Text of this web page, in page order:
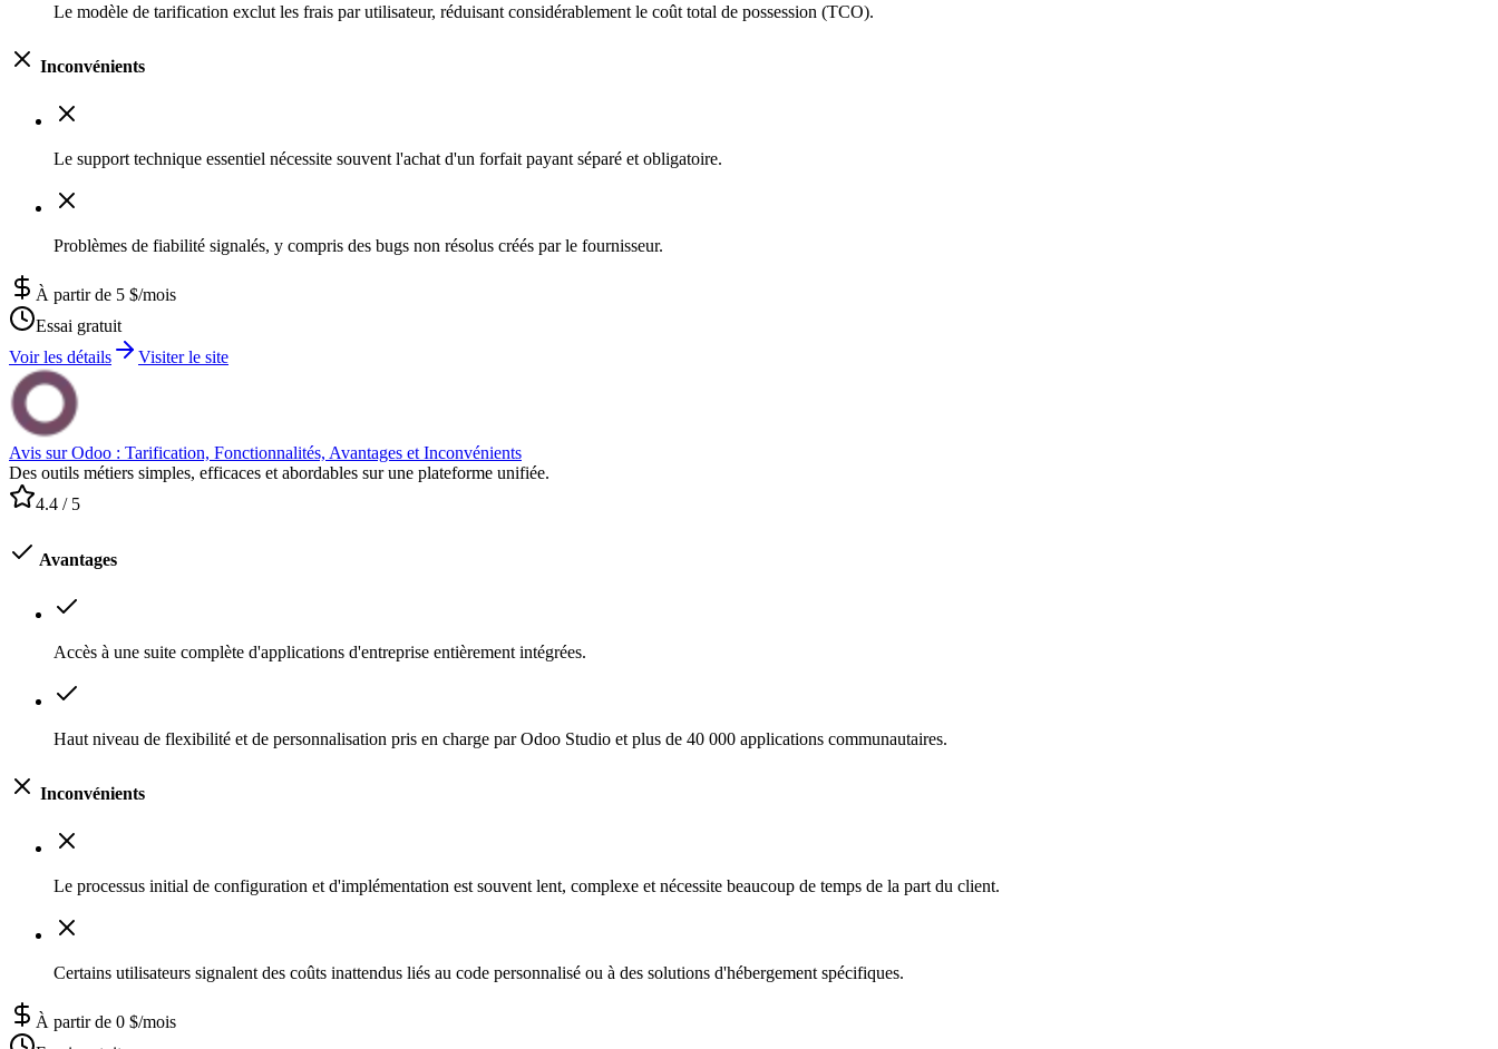
Le modèle de tarification exclut les frais par utilisateur, réduisant considérablement le coût total de possession (TCO).
Inconvénients
Le support technique essentiel nécessite souvent l'achat d'un forfait payant séparé et obligatoire.
Problèmes de fiabilité signalés, y compris des bugs non résolus créés par le fournisseur.
À partir de 5 $/mois
Essai gratuit
Voir les détails
Visiter le site
Avis sur Odoo : Tarification, Fonctionnalités, Avantages et Inconvénients
Des outils métiers simples, efficaces et abordables sur une plateforme unifiée.
4.4 / 5
Avantages
Accès à une suite complète d'applications d'entreprise entièrement intégrées.
Haut niveau de flexibilité et de personnalisation pris en charge par Odoo Studio et plus de 40 000 applications communautaires.
Inconvénients
Le processus initial de configuration et d'implémentation est souvent lent, complexe et nécessite beaucoup de temps de la part du client.
Certains utilisateurs signalent des coûts inattendus liés au code personnalisé ou à des solutions d'hébergement spécifiques.
À partir de 0 $/mois